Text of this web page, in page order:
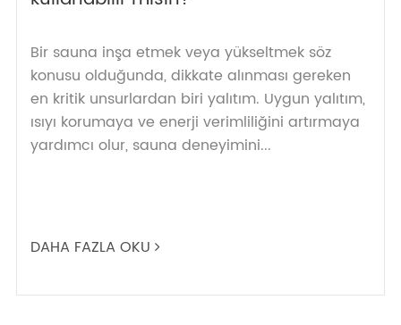
Bir sauna inşa etmek veya yükseltmek söz
konusu olduğunda, dikkate alınması gereken
en kritik unsurlardan biri yalıtım. Uygun yalıtım,
ısıyı korumaya ve enerji verimliliğini artırmaya
yardımcı olur, sauna deneyimini...
DAHA FAZLA OKU